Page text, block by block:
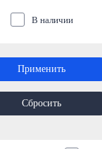
В наличии
Применить
Сбросить